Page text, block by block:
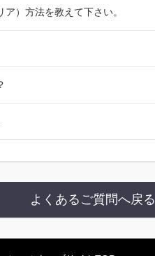
）方法を教えて下さい。
よくあるご質問へ戻る